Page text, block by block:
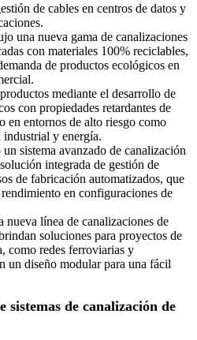
de cables en centros de datos y
una nueva gama de canalizaciones
con materiales 100% reciclables,
de productos ecológicos en
mediante el desarrollo de
con propiedades retardantes de
en entornos de alto riesgo como
industrial y energía.
un sistema avanzado de canalización
integrada de gestión de
de fabricación automatizados, que
en configuraciones de
nueva línea de canalizaciones de
soluciones para proyectos de
como redes ferroviarias y
un diseño modular para una fácil
de canalización de